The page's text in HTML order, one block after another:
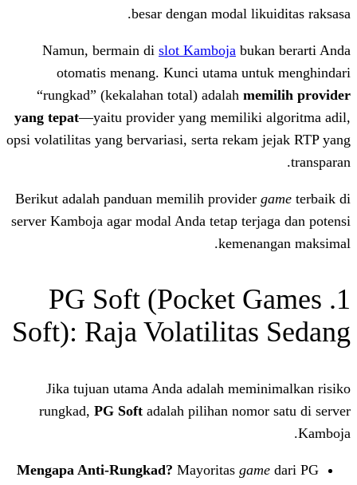
besar dengan modal
Namun, bermain dislot Kamboja
otomatis menang. Kunci utama
“rungkad” (kekalahan total) adalah
yang tepat—yaitu provider yang
opsi volatilitas yang bervariasi, serta
Berikut adalah panduan memilih
server Kamboja agar modal Anda tetap
1. PG Soft (Pocket
Soft): Raja
Jika tujuan utama Anda adalah
rungkad,PG Softadalah pilihan
Mengapa Anti-Rungkad?Mayoritas